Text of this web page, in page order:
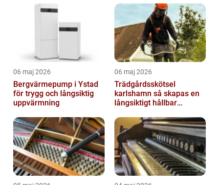
06 maj 2026
Bergvärmepump i Ystad
för trygg och långsiktig
uppvärmning
06 maj 2026
Trädgårdsskötsel
karlshamn så skapas en
långsiktigt hållbar